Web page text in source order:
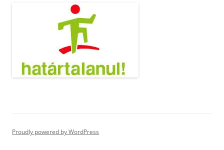
Proudly powered by WordPress